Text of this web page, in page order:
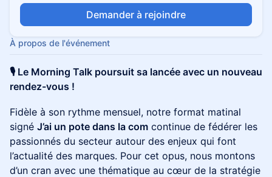
Demander à rejoindre
À propos de l'événement
🎙️ Le Morning Talk poursuit sa lancée avec un nouveau
rendez-vous !
Fidèle à son rythme mensuel, notre format matinal
signé J’ai un pote dans la com continue de fédérer les
passionnés du secteur autour des enjeux qui font
l’actualité des marques. Pour cet opus, nous montons
d’un cran avec une thématique au cœur de la stratégie